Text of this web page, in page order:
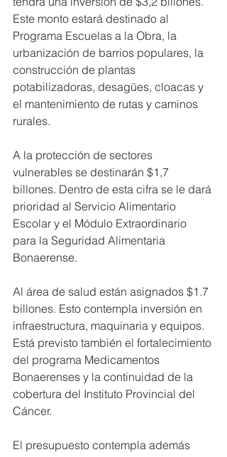
Este monto estará destinado al
Programa Escuelas a la Obra, la
urbanización de barrios populares, la
construcción de plantas
potabilizadoras, desagües, cloacas y
el mantenimiento de rutas y caminos
rurales.
A la protección de sectores
vulnerables se destinarán $1,7
billones. Dentro de esta cifra se le dará
prioridad al Servicio Alimentario
Escolar y el Módulo Extraordinario
para la Seguridad Alimentaria
Bonaerense.
Al área de salud están asignados $1.7
billones. Esto contempla inversión en
infraestructura, maquinaria y equipos.
Está previsto también el fortalecimiento
del programa Medicamentos
Bonaerenses y la continuidad de la
cobertura del Instituto Provincial del
Cáncer.
El presupuesto contempla además